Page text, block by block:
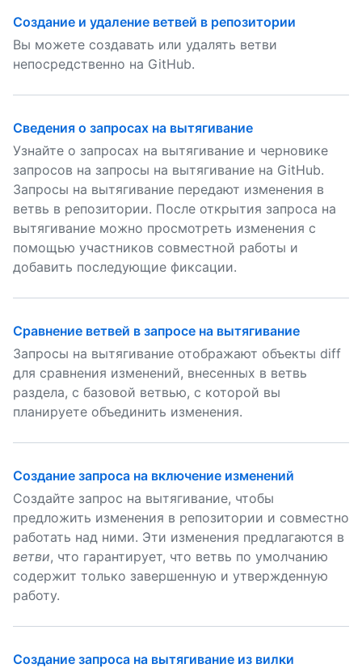
Создание и удаление ветвей в репозитории
Вы можете создавать или удалять ветви
непосредственно на GitHub.
Сведения о запросах на вытягивание
Узнайте о запросах на вытягивание и черновике
запросов на запросы на вытягивание на GitHub.
Запросы на вытягивание передают изменения в
ветвь в репозитории. После открытия запроса на
вытягивание можно просмотреть изменения с
помощью участников совместной работы и
добавить последующие фиксации.
Сравнение ветвей в запросе на вытягивание
Запросы на вытягивание отображают объекты diff
для сравнения изменений, внесенных в ветвь
раздела, с базовой ветвью, с которой вы
планируете объединить изменения.
Создание запроса на включение изменений
Создайте запрос на вытягивание, чтобы
предложить изменения в репозитории и совместно
работать над ними. Эти изменения предлагаются в
ветви, что гарантирует, что ветвь по умолчанию
содержит только завершенную и утвержденную
работу.
Создание запроса на вытягивание из вилки